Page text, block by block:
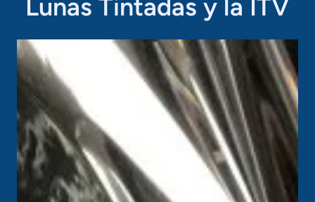
Lunas Tintadas y la ITV